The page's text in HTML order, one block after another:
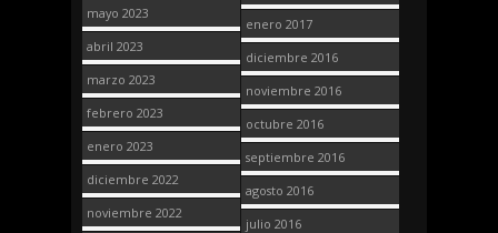
mayo 2023
abril 2023
marzo 2023
febrero 2023
enero 2023
diciembre 2022
noviembre 2022
enero 2017
diciembre 2016
noviembre 2016
octubre 2016
septiembre 2016
agosto 2016
julio 2016